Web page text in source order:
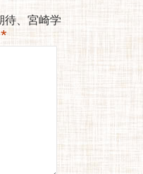
待、宮崎学
*